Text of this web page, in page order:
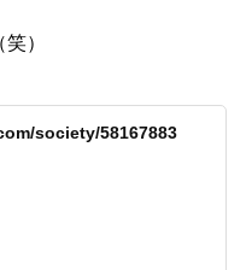
）
society/58167883